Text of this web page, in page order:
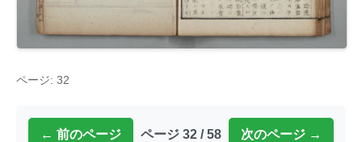
ページ: 32
← 前のページ ページ 32 / 58 次のページ →